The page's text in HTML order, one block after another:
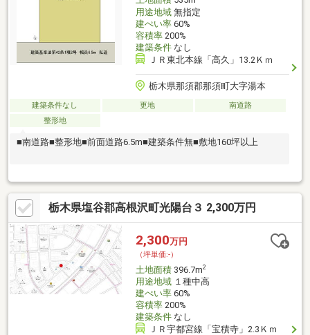
用途地域無指定
建ぺい率60%
容積率200%
建築条件なし
ＪＲ東北本線「高久」13.2Ｋｍ
栃木県那須郡那須町大字湯本
建築条件なし 更地
南道路
整形地
■南道路■整形地■前面道路6.5m■建築条件無■敷地160坪以上
栃木県塩谷郡高根沢町光陽台３ 2,300万円
2,300万円
（坪単価:-）
土地面積396.7m2
用途地域１種中高
建ぺい率60%
容積率200%
建築条件なし
ＪＲ宇都宮線「宝積寺」2.3Ｋｍ